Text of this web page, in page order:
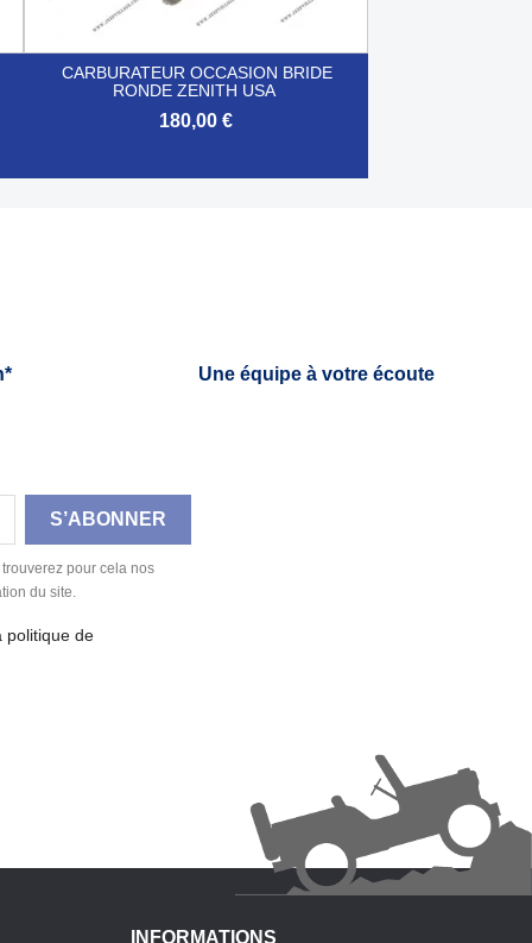
CARBURATEUR OCCASION BRIDE
RONDE ZENITH USA
180,00 €
Une équipe à votre écoute
pour cela nos
du site.
politique de
INFORMATIONS